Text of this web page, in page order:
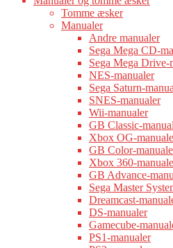
Tomme æsker
Manualer
Andre manualer
Sega Mega CD-
Sega Mega Drive-
NES-manualer
Sega Saturn-
SNES-manualer
Wii-manualer
GB Classic-
Xbox OG-
GB Color-
Xbox 360-
GB Advance-
Sega Master
Dreamcast-
DS-manualer
Gamecube-
PS1-manualer